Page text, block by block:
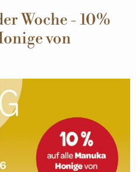
Woche - 10%
von